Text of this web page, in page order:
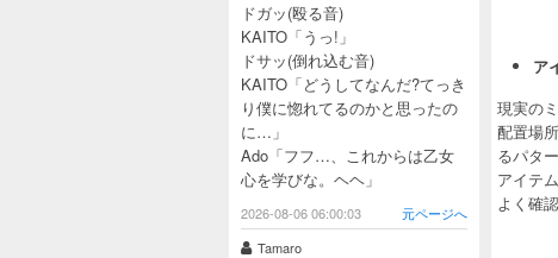
ドガッ(殴る音)
KAITO「うっ!」
ドサッ(倒れ込む音)
KAITO「どうしてなんだ?てっき
り僕に惚れてるのかと思ったの
に…」
Ado「フフ…、これからは乙女
心を学びな。ヘヘ」
2026-08-06 06:00:03
元ページへ
Tamaro
ア
現実の
配置場
るパタ
アイテ
よく確